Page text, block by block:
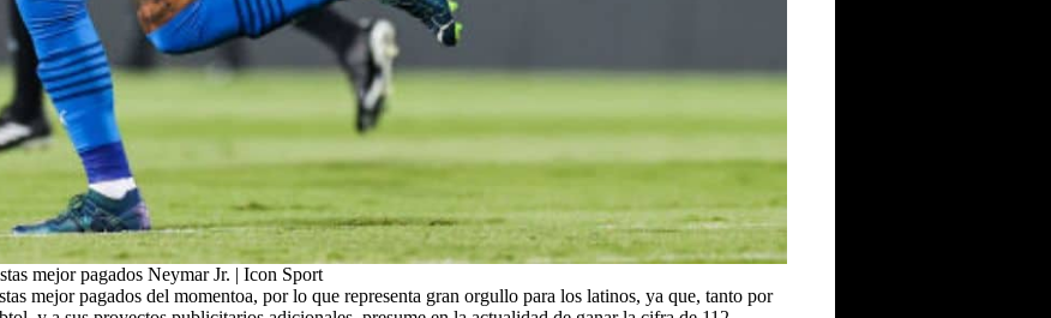
mejor pagados Neymar Jr. | Icon Sport
mejor pagados del momentoa, por lo que representa gran orgullo para los latinos, ya que, tanto por